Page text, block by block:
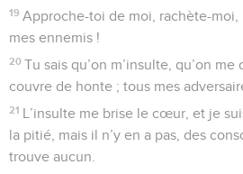
19 Approche-toi de moi, rachète-moi,
mes ennemis !
20 Tu sais qu’on m’insulte, qu’on
couvre de honte ; tous mes
21 L’insulte me brise le cœur, et je
la pitié, mais il n’y en a pas, des
trouve aucun.